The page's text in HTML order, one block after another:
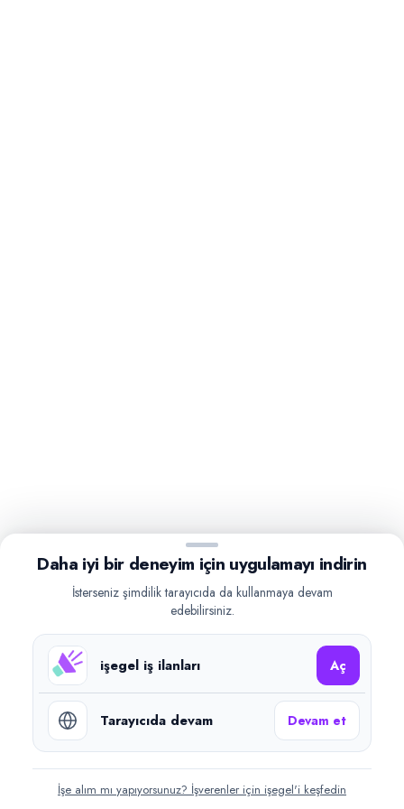
Daha iyi bir deneyim için uygulamayı indirin
İsterseniz şimdilik tarayıcıda da kullanmaya devam
edebilirsiniz.
işegel iş ilanları Aç
Tarayıcıda devam Devam et
İşe alım mı yapıyorsunuz? İşverenler için işegel'i keşfedin